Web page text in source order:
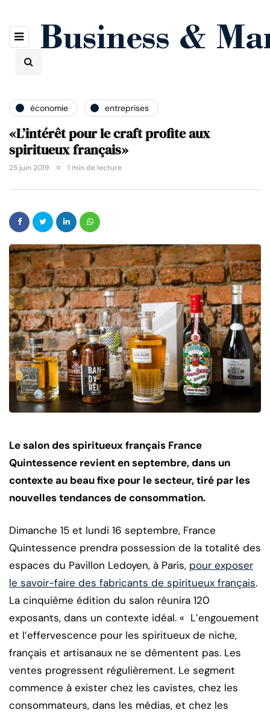
économie entreprises
«L’intérêt pour le craft profite aux
spiritueux français»
25 juin 2019 1 min de lecture
Le salon des spiritueux français France
Quintessence revient en septembre, dans un
contexte au beau fixe pour le secteur, tiré par les
nouvelles tendances de consommation.
Dimanche 15 et lundi 16 septembre, France
Quintessence prendra possession de la totalité des
espaces du Pavillon Ledoyen, à Paris, pour exposer
le savoir-faire des fabricants de spiritueux français.
La cinquième édition du salon réunira 120
exposants, dans un contexte idéal. « L’engouement
et l’effervescence pour les spiritueux de niche,
français et artisanaux ne se démentent pas. Les
ventes progressent régulièrement. Le segment
commence à exister chez les cavistes, chez les
consommateurs, dans les médias, et chez les